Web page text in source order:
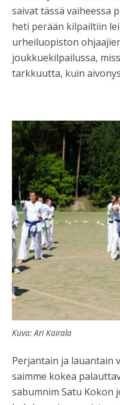
saivat tässä vaiheessa
heti perään kilpailtiin
urheiluopiston
joukkuekilpailussa,
tarkkuutta, kuin
Kuva: Ari Kairala
Perjantain ja lauantain
saimme kokea
sabumnim Satu Kokon